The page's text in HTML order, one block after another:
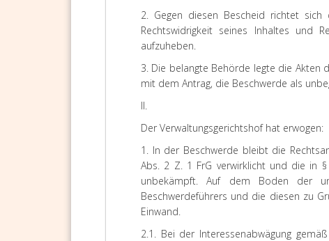
2. Gegen diesen Bescheid richtet
Rechtswidrigkeit seines Inhaltes und
aufzuheben.
3. Die belangte Behörde legte die Akten
mit dem Antrag, die Beschwerde als
II.
Der Verwaltungsgerichtshof hat erwogen:
1. In der Beschwerde bleibt die
Abs. 2 Z. 1 FrG verwirklicht und die in
unbekämpft. Auf dem Boden der
Beschwerdeführers und die diesen zu
Einwand.
2.1. Bei der Interessenabwägung